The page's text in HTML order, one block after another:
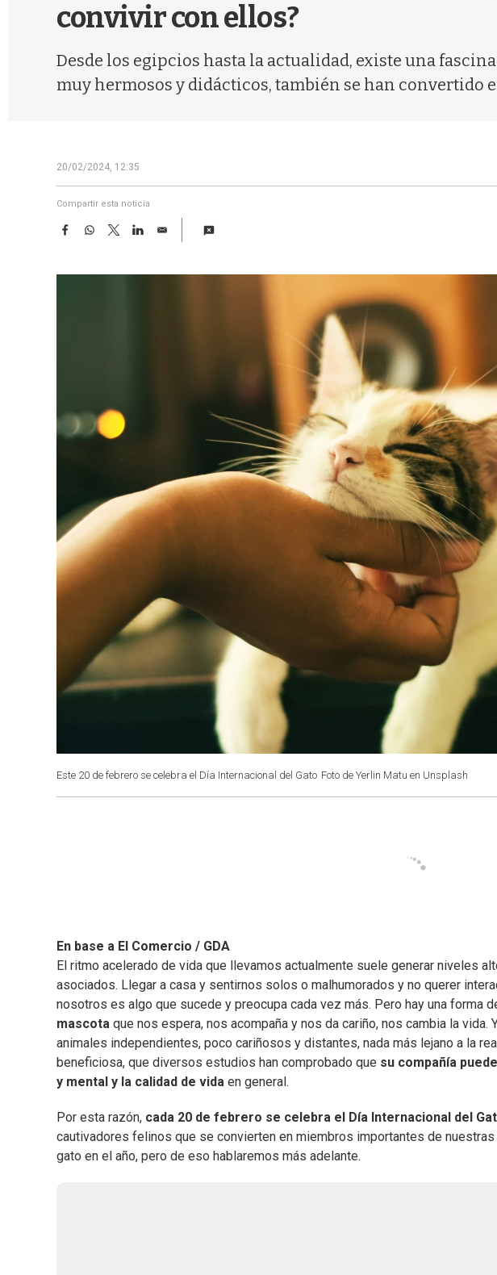
convivir con ellos?
Desde los egipcios hasta la actualidad, existe una
muy hermosos y didácticos, también se han convertido
20/02/2024, 12:35
Compartir esta noticia
F
e
W
t
T
w
t
L
k
E
i
Este 20 de febrero se celebra el Día Internacional del Gato Foto de Yerlin Matu en Unsplash
En base a El Comercio / GDA
El ritmo acelerado de vida que llevamos actualmente suele generar niveles
asociados. Llegar a casa y sentirnos solos o malhumorados y no querer
nosotros es algo que sucede y preocupa cada vez más. Pero hay una forma
mascota que nos espera, nos acompaña y nos da cariño, nos cambia la vida.
animales independientes, poco cariñosos y distantes, nada más lejano a la
beneficiosa, que diversos estudios han comprobado que su compañía
y mental y la calidad de vida en general.
Por esta razón, cada 20 de febrero se celebra el Día Internacional del
cautivadores felinos que se convierten en miembros importantes de
gato en el año, pero de eso hablaremos más adelante.